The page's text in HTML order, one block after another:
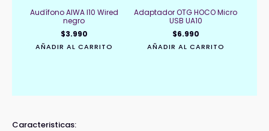
Audífono AIWA I10 Wired
negro
$3.990
AÑADIR AL CARRITO
Adaptador OTG HOCO Micro
USB UA10
$6.990
AÑADIR AL CARRITO
Caracteristicas: